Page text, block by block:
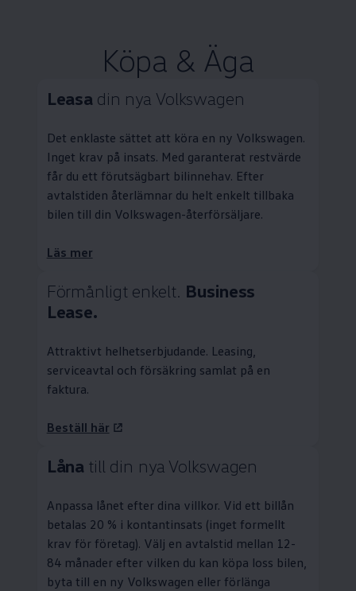
Köpa & Äga
Leasa din nya Volkswagen
Det enklaste sättet att köra en ny Volkswagen.
Inget krav på insats. Med garanterat restvärde
får du ett förutsägbart bilinnehav. Efter
avtalstiden återlämnar du helt enkelt tillbaka
bilen till din Volkswagen-återförsäljare.
Läs mer
Förmånligt enkelt. Business
Lease.
Attraktivt helhetserbjudande. Leasing
serviceavtal och försäkring samlat på en
faktura.
Beställ här
Låna till din nya Volkswagen
Anpassa lånet efter dina villkor. Vid ett billån
betalas 20 % i kontantinsats (inget formellt
krav för företag). Välj en avtalstid mellan 12-
84 månader efter vilken du kan köpa loss bilen,
byta till en ny Volkswagen eller förlänga